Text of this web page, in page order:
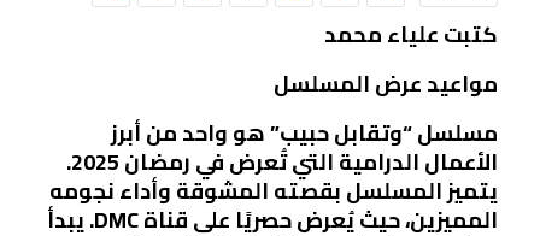
كتبت علياء محمد
مواعيد عرض المسلسل
مسلسل “وتقابل حبيب” هو واحد من أبرز
الأعمال الدرامية التي تُعرض في رمضان 2025.
يتميز المسلسل بقصته المشوقة وأداء نجومه
المميزين، حيث يُعرض حصريًا على قناة DMC. يبدأ